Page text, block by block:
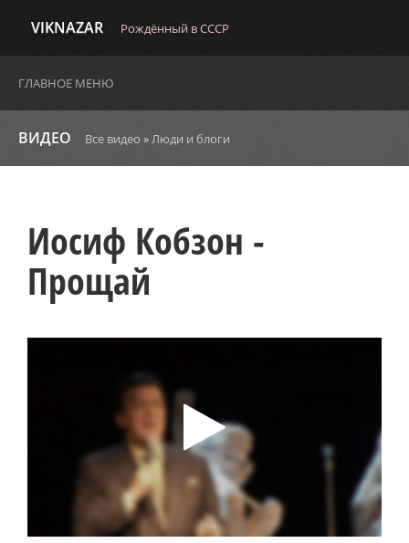
VIKNAZAR Рождённый в СССР
ГЛАВНОЕ МЕНЮ
ВИДЕО Все видео »Люди и блоги
Иосиф Кобзон -
Прощай